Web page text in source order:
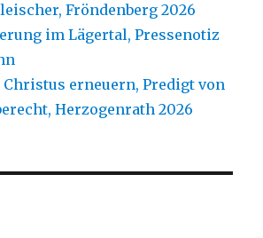
Fröndenberg 2026
im Lägertal, Pressenotiz
Christus erneuern, Predigt von
Herzogenrath 2026